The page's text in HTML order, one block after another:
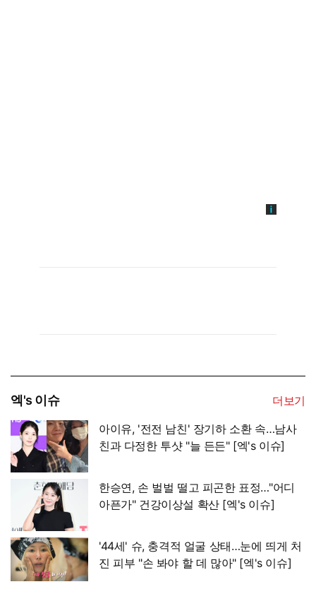
엑's 이슈
더보기
아이유, '전전 남친' 장기하 소환 속…남사
친과 다정한 투샷 "늘 든든" [엑's 이슈]
한승연, 손 벌벌 떨고 피곤한 표정…"어디
아픈가" 건강이상설 확산 [엑's 이슈]
'44세' 슈, 충격적 얼굴 상태…눈에 띄게 처
진 피부 "손 봐야 할 데 많아" [엑's 이슈]